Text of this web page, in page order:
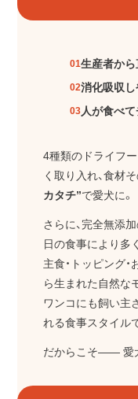
01生産者か
02消化吸収
03人が食べ
4種類のドライフー
く取り入れ、食材
カタチ”で愛犬に。
さらに、完全無添
日の食事により多
主食・トッピング
ら生まれた自然な
ワンコにも飼い主
れる食事スタイル
だからこそ―― 愛